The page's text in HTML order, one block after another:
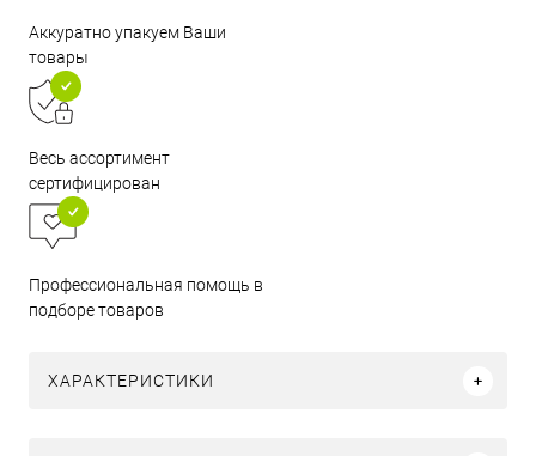
Аккуратно упакуем Ваши
товары
Весь ассортимент
сертифицирован
Профессиональная помощь в
подборе товаров
ХАРАКТЕРИСТИКИ